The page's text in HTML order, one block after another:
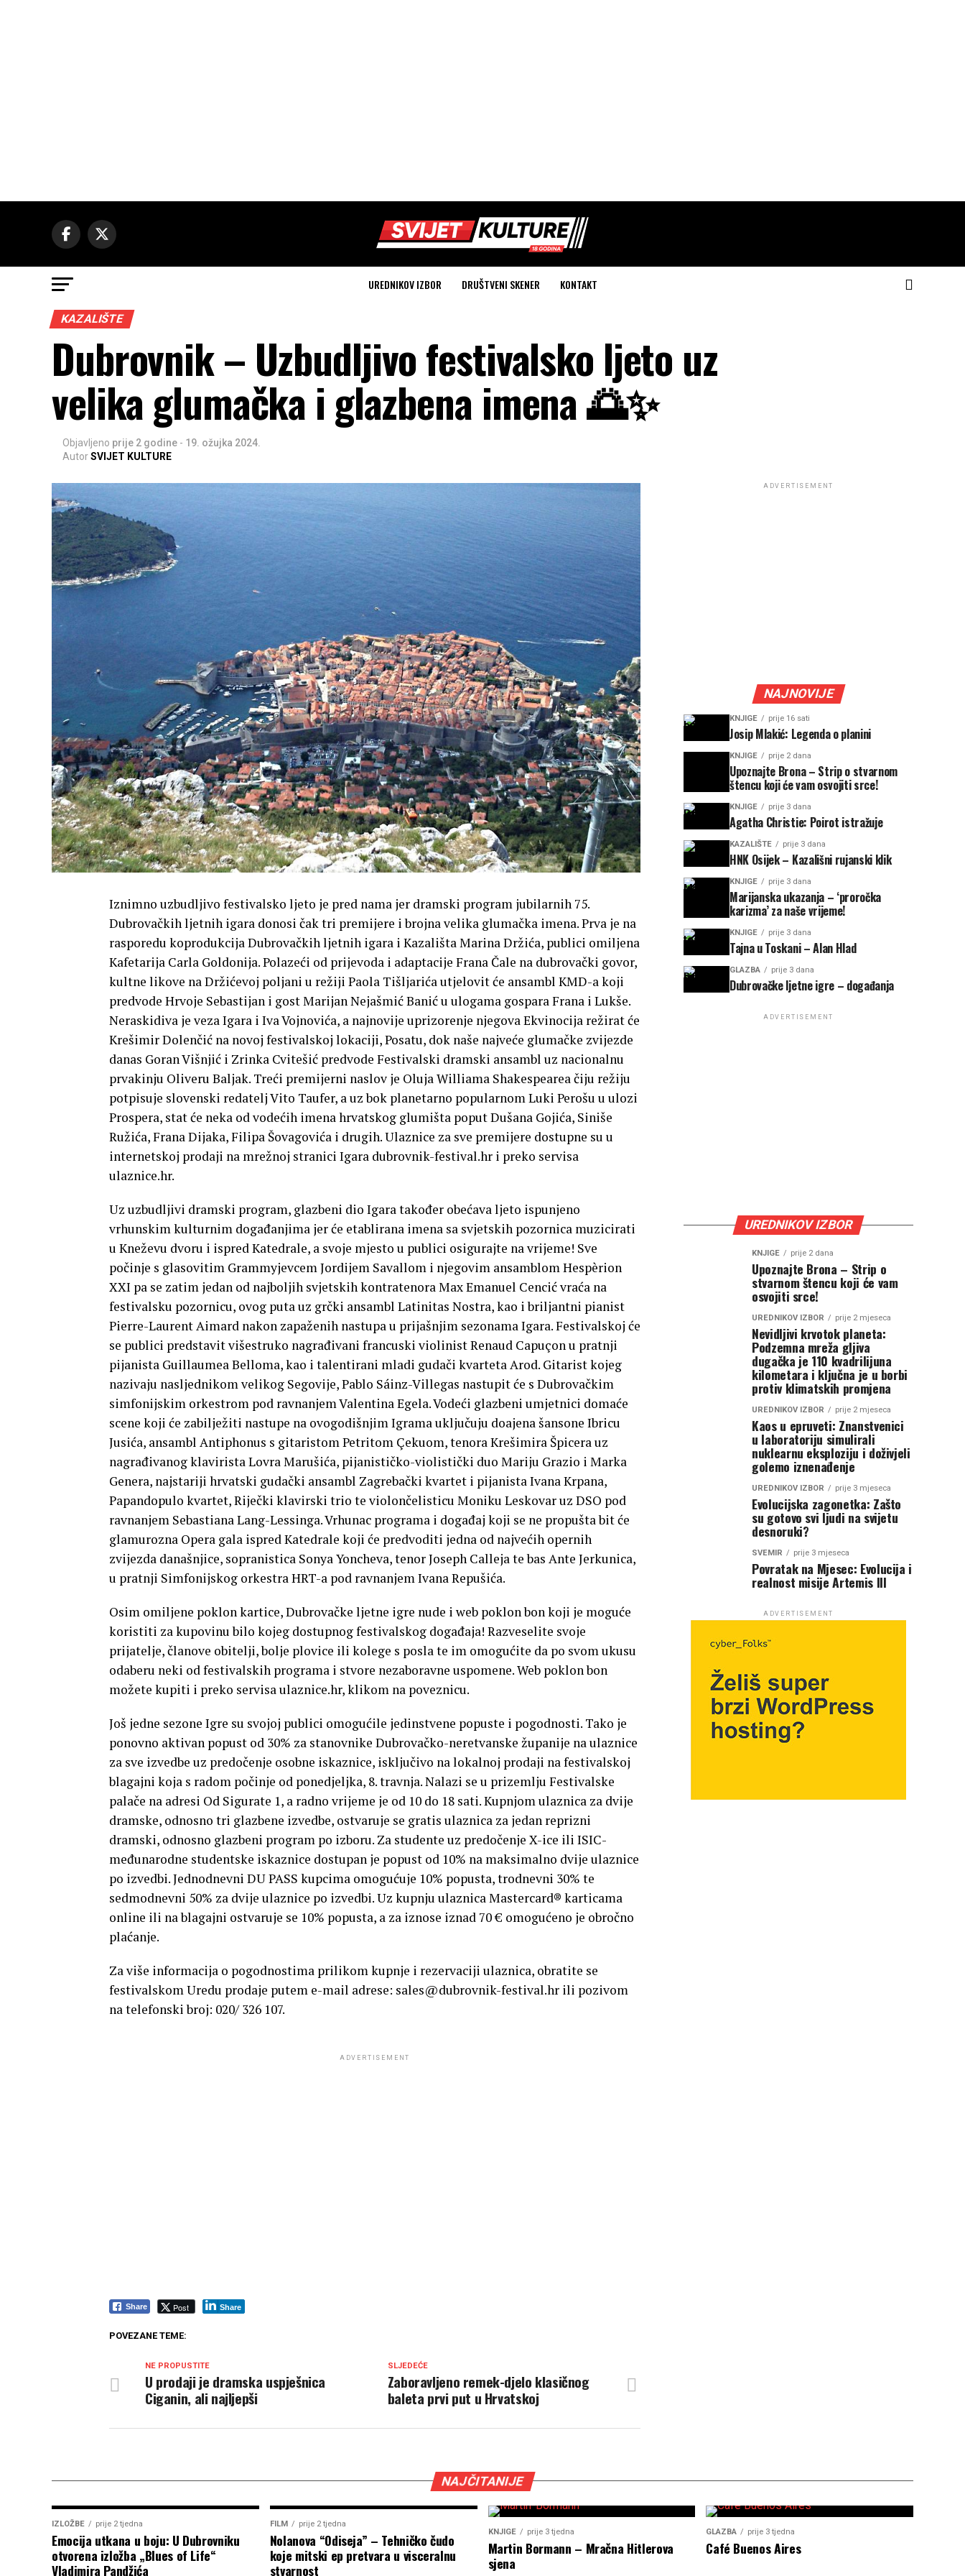
UREDNIKOV IZBOR DRUŠTVENI SKENER KONTAKT
KAZALIŠTE
Dubrovnik – Uzbudljivo festivalsko ljeto uz
velika glumačka i glazbena imena 🌅✨
Objavljeno prije 2 godine - 19. ožujka 2024.
AutorSVIJET KULTURE
Iznimno uzbudljivo festivalsko ljeto je pred nama jer dramski program jubilarnih 75.
Dubrovačkih ljetnih igara donosi čak tri premijere i brojna velika glumačka imena. Prva je na
rasporedu koprodukcija Dubrovačkih ljetnih igara i Kazališta Marina Držića, publici omiljena
Kafetarija Carla Goldonija. Polazeći od prijevoda i adaptacije Frana Čale na dubrovački govor,
kultne likove na Držićevoj poljani u režiji Paola Tišljarića utjelovit će ansambl KMD-a koji
predvode Hrvoje Sebastijan i gost Marijan Nejašmić Banić u ulogama gospara Frana i Lukše.
Neraskidiva je veza Igara i Iva Vojnovića, a najnovije uprizorenje njegova Ekvinocija režirat će
Krešimir Dolenčić na novoj festivalskoj lokaciji, Posatu, dok naše najveće glumačke zvijezde
danas Goran Višnjić i Zrinka Cvitešić predvode Festivalski dramski ansambl uz nacionalnu
prvakinju Oliveru Baljak. Treći premijerni naslov je Oluja Williama Shakespearea čiju režiju
potpisuje slovenski redatelj Vito Taufer, a uz bok planetarno popularnom Luki Perošu u ulozi
Prospera, stat će neka od vodećih imena hrvatskog glumišta poput Dušana Gojića, Siniše
Ružića, Frana Dijaka, Filipa Šovagovića i drugih. Ulaznice za sve premijere dostupne su u
internetskoj prodaji na mrežnoj stranici Igara dubrovnik-festival.hr i preko servisa
ulaznice.hr.
Uz uzbudljivi dramski program, glazbeni dio Igara također obećava ljeto ispunjeno
vrhunskim kulturnim događanjima jer će etablirana imena sa svjetskih pozornica muzicirati
u Kneževu dvoru i ispred Katedrale, a svoje mjesto u publici osigurajte na vrijeme! Sve
počinje s glasovitim Grammyjevcem Jordijem Savallom i njegovim ansamblom Hespèrion
XXI pa se zatim jedan od najboljih svjetskih kontratenora Max Emanuel Cencić vraća na
festivalsku pozornicu, ovog puta uz grčki ansambl Latinitas Nostra, kao i briljantni pianist
Pierre-Laurent Aimard nakon zapaženih nastupa u prijašnjim sezonama Igara. Festivalskoj će
se publici predstavit višestruko nagrađivani francuski violinist Renaud Capuçon u pratnji
pijanista Guillaumea Belloma, kao i talentirani mladi gudači kvarteta Arod. Gitarist kojeg
nazivaju nasljednikom velikog Segovije, Pablo Sáinz-Villegas nastupit će s Dubrovačkim
simfonijskim orkestrom pod ravnanjem Valentina Egela. Vodeći glazbeni umjetnici domaće
scene koji će zabilježiti nastupe na ovogodišnjim Igrama uključuju doajena šansone Ibricu
Jusića, ansambl Antiphonus s gitaristom Petritom Çekuom, tenora Krešimira Špicera uz
nagrađivanog klavirista Lovra Marušića, pijanističko-violistički duo Mariju Grazio i Marka
Genera, najstariji hrvatski gudački ansambl Zagrebački kvartet i pijanista Ivana Krpana,
Papandopulo kvartet, Riječki klavirski trio te violončelisticu Moniku Leskovar uz DSO pod
ravnanjem Sebastiana Lang-Lessinga. Vrhunac programa i događaj koji se ne propušta bit će
glamurozna Opera gala ispred Katedrale koji će predvoditi jedna od najvećih opernih
zvijezda današnjice, sopranistica Sonya Yoncheva, tenor Joseph Calleja te bas Ante Jerkunica,
u pratnji Simfonijskog orkestra HRT-a pod ravnanjem Ivana Repušića.
Osim omiljene poklon kartice, Dubrovačke ljetne igre nude i web poklon bon koji je moguće
koristiti za kupovinu bilo kojeg dostupnog festivalskog događaja! Razveselite svoje
prijatelje, članove obitelji, bolje plovice ili kolege s posla te im omogućite da po svom ukusu
odaberu neki od festivalskih programa i stvore nezaboravne uspomene. Web poklon bon
možete kupiti i preko servisa ulaznice.hr, klikom na poveznicu.
Još jedne sezone Igre su svojoj publici omogućile jedinstvene popuste i pogodnosti. Tako je
ponovno aktivan popust od 30% za stanovnike Dubrovačko-neretvanske županije na ulaznice
za sve izvedbe uz predočenje osobne iskaznice, isključivo na lokalnoj prodaji na festivalskoj
blagajni koja s radom počinje od ponedjeljka, 8. travnja. Nalazi se u prizemlju Festivalske
palače na adresi Od Sigurate 1, a radno vrijeme je od 10 do 18 sati. Kupnjom ulaznica za dvije
dramske, odnosno tri glazbene izvedbe, ostvaruje se gratis ulaznica za jedan reprizni
dramski, odnosno glazbeni program po izboru. Za studente uz predočenje X-ice ili ISIC-
međunarodne studentske iskaznice dostupan je popust od 10% na maksimalno dvije ulaznice
po izvedbi. Jednodnevni DU PASS kupcima omogućuje 10% popusta, trodnevni 30% te
sedmodnevni 50% za dvije ulaznice po izvedbi. Uz kupnju ulaznica Mastercard® karticama
online ili na blagajni ostvaruje se 10% popusta, a za iznose iznad 70 € omogućeno je obročno
plaćanje.
Za više informacija o pogodnostima prilikom kupnje i rezervaciji ulaznica, obratite se
festivalskom Uredu prodaje putem e-mail adrese: sales@dubrovnik-festival.hr ili pozivom
na telefonski broj: 020/ 326 107.
ADVERTISEMENT
Share Post Share
POVEZANE TEME:
SLJEDEĆE
Zaboravljeno remek-djelo klasičnog
baleta prvi put u Hrvatskoj
NE PROPUSTITE
U prodaji je dramska uspješnica
Ciganin, ali najljepši
ADVERTISEMENT
NAJNOVIJE
KNJIGE prije 16 sati
Josip Mlakić: Legenda o planini
KNJIGE prije 2 dana
Upoznajte Brona – Strip o stvarnom
štencu koji će vam osvojiti srce!
KNJIGE prije 3 dana
Agatha Christie: Poirot istražuje
KAZALIŠTE prije 3 dana
HNK Osijek – Kazališni rujanski klik
KNJIGE prije 3 dana
Marijanska ukazanja – ‘proročka
karizma’ za naše vrijeme!
KNJIGE prije 3 dana
Tajna u Toskani – Alan Hlad
GLAZBA prije 3 dana
Dubrovačke ljetne igre – događanja
ADVERTISEMENT
UREDNIKOV IZBOR
KNJIGE prije 2 dana
Upoznajte Brona – Strip o
stvarnom štencu koji će vam
osvojiti srce!
UREDNIKOV IZBOR prije 2 mjeseca
Nevidljivi krvotok planeta:
Podzemna mreža gljiva
dugačka je 110 kvadrilijuna
kilometara i ključna je u borbi
protiv klimatskih promjena
UREDNIKOV IZBOR prije 2 mjeseca
Kaos u epruveti: Znanstvenici
u laboratoriju simulirali
nuklearnu eksploziju i doživjeli
golemo iznenađenje
UREDNIKOV IZBOR prije 3 mjeseca
Evolucijska zagonetka: Zašto
su gotovo svi ljudi na svijetu
desnoruki?
SVEMIR prije 3 mjeseca
Povratak na Mjesec: Evolucija i
realnost misije Artemis III
ADVERTISEMENT
NAJČITANIJE
IZLOŽBE prije 2 tjedna
Emocija utkana u boju: U Dubrovniku
otvorena izložba „Blues of Life“
Vladimira Pandžića
FILM prije 2 tjedna
Nolanova “Odiseja” – Tehničko čudo
koje mitski ep pretvara u visceralnu
stvarnost
KNJIGE prije 3 tjedna
Martin Bormann – Mračna Hitlerova
sjena
GLAZBA prije 3 tjedna
Café Buenos Aires